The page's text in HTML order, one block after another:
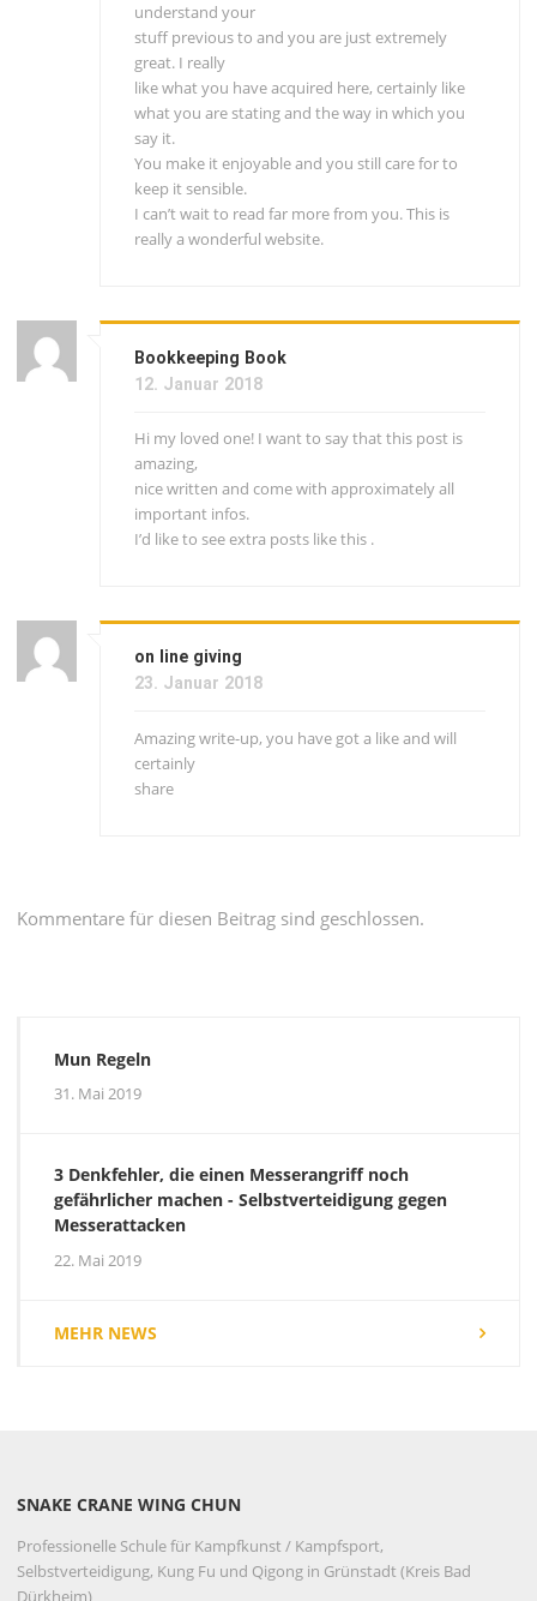
understand your
stuff previous to and you are just extremely
great. I really
like what you have acquired here, certainly like
what you are stating and the way in which you
say it.
You make it enjoyable and you still care for to
keep it sensible.
I can’t wait to read far more from you. This is
really a wonderful website.
Bookkeeping Book
12. Januar 2018
Hi my loved one! I want to say that this post is
amazing,
nice written and come with approximately all
important infos.
I’d like to see extra posts like this .
on line giving
23. Januar 2018
Amazing write-up, you have got a like and will
certainly
share
Kommentare für diesen Beitrag sind geschlossen.
Mun Regeln
31. Mai 2019
3 Denkfehler, die einen Messerangriff noch
gefährlicher machen - Selbstverteidigung gegen
Messerattacken
22. Mai 2019
MEHR NEWS
SNAKE CRANE WING CHUN
Professionelle Schule für Kampfkunst / Kampfsport,
Selbstverteidigung, Kung Fu und Qigong in Grünstadt (Kreis Bad
Dürkheim)